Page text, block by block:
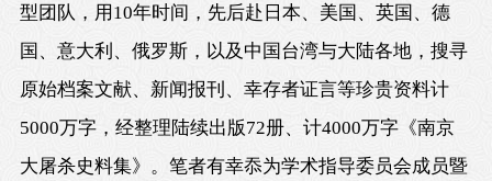
型团队，用10年时间，先后赴日本、美国、英国、德
国、意大利、俄罗斯，以及中国台湾与大陆各地，搜寻
原始档案文献、新闻报刊、幸存者证言等珍贵资料计
5000万字，经整理陆续出版72册、计4000万字《南京
大屠杀史料集》。笔者有幸忝为学术指导委员会成员暨